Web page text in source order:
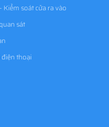
Kiểm soát cửa ra vào
sát
thoại